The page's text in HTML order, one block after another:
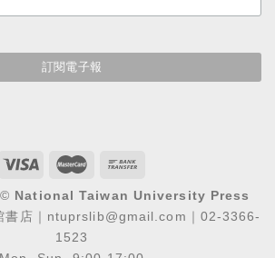
National Taiwan University Press
書店｜ntuprslib@gmail.com｜02-3366-
1523